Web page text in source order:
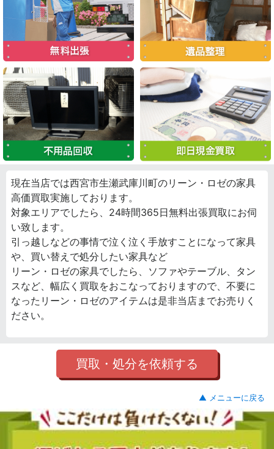
現在当店では西宮市生瀬武庫川町のリーン・ロゼの家具
高価買取実施しております。
対象エリアでしたら、24時間365日無料出張買取にお伺
い致します。
引っ越しなどの事情で泣く泣く手放すことになって家具
や、買い替えで処分したい家具など
リーン・ロゼの家具でしたら、ソファやテーブル、タン
スなど、幅広く買取をおこなっておりますので、不要に
なったリーン・ロゼのアイテムは是非当店までお売りく
ださい。
買取・処分を依頼する
▲ メニューに戻る